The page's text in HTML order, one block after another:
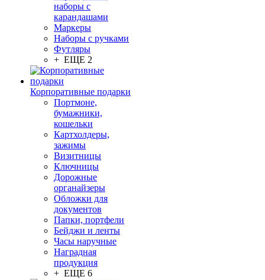
наборы с
карандашами
Маркеры
Наборы с ручками
Футляры
+ ЕЩЕ 2
Корпоративные подарки
Портмоне,
бумажники,
кошельки
Картхолдеры,
зажимы
Визитницы
Ключницы
Дорожные
органайзеры
Обложки для
документов
Папки, портфели
Бейджи и ленты
Часы наручные
Наградная
продукция
+ ЕЩЕ 6